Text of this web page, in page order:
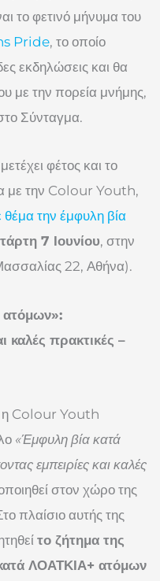
το φετινό μήνυμα του
Pride, το οποίο
εκδηλώσεις και θα
με την πορεία μνήμης,
Σύνταγμα.
φέτος και το
με την Colour Youth,
την έμφυλη βία
7 Ιουνίου, στην
22, Αθήνα).
καλές πρακτικές –
Colour Youth
«Έμφυλη βία κατά
εμπειρίες και καλές
στον χώρο της
πλαίσιο αυτής της
το ζήτημα της
ΛΟΑΤΚΙΑ+ ατόμων